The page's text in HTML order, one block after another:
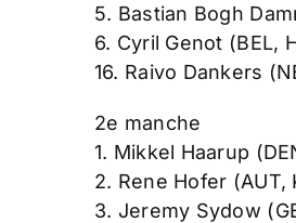
5. Bastian Bogh
6. Cyril Genot (BEL,
16. Raivo Dankers
2e manche
1. Mikkel Haarup
2. Rene Hofer (AUT,
3. Jeremy Sydow